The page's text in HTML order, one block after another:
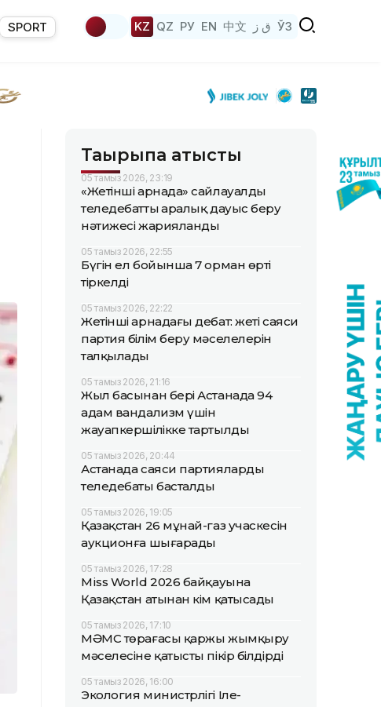
SPORT KZ QZ РУ EN 中文 ق ز ЎЗ
Тақырыпқа қатысты
05 тамыз 2026, 23:19
«Жетінші арнада» сайлауалды
теледебаттың аралық дауыс беру
нәтижесі жарияланды
05 тамыз 2026, 22:55
Бүгін ел бойынша 7 орман өрті
тіркелді
05 тамыз 2026, 22:22
Жетінші арнадағы дебат: жеті саяси
партия білім беру мәселелерін
талқылады
05 тамыз 2026, 21:16
Жыл басынан бері Астанада 94
адам вандализм үшін
жауапкершілікке тартылды
05 тамыз 2026, 20:44
Астанада саяси партиялардың
теледебаты басталды
05 тамыз 2026, 19:05
Қазақстан 26 мұнай-газ учаскесін
аукционға шығарады
05 тамыз 2026, 17:28
Miss World 2026 байқауына
Қазақстан атынан кім қатысады
05 тамыз 2026, 17:10
МӘМС төрағасы қаржы жымқыру
мәселесіне қатысты пікір білдірді
05 тамыз 2026, 16:00
Экология министрлігі Іле-